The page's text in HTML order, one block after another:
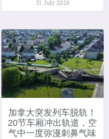
31 July 2026
加拿大突发列车脱轨！
20节车厢冲出轨道，空
气中一度弥漫刺鼻气味